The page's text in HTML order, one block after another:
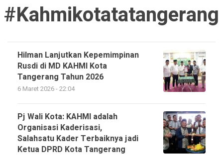
#kahmikotatatangerang
Hilman Lanjutkan Kepemimpinan
Rusdi di MD KAHMI Kota
Tangerang Tahun 2026
6 Maret 2026 - 22:04
Pj Wali Kota: KAHMI adalah
Organisasi Kaderisasi,
Salahsatu Kader Terbaiknya jadi
Ketua DPRD Kota Tangerang